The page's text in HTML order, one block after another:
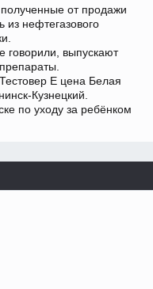
от продажи
из нефтегазового
говорили, выпускают
Е цена Белая
Кузнецкий.
по уходу за ребёнком